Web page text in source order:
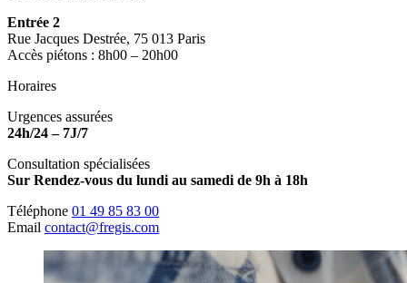
Entrée 2
Rue Jacques Destrée, 75 013 Paris
Accès piétons : 8h00 – 20h00
Horaires
Urgences assurées
24h/24 – 7J/7
Consultation spécialisées
Sur Rendez-vous du lundi au samedi de 9h à 18h
Téléphone 01 49 85 83 00
Email contact@fregis.com